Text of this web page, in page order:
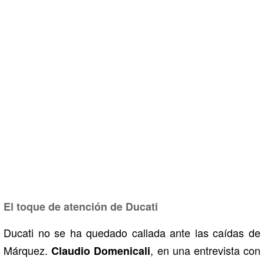
El toque de atención de Ducati
Ducati no se ha quedado callada ante las caídas de
Márquez.Claudio Domenicali, en una entrevista con